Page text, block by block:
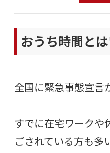
おうち時間と
全国に緊急事態宣言
すでに在宅ワークや
ごされている方も多